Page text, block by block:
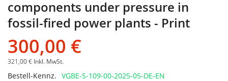
components under pressure in
fossil-fired power plants - Print
300,00 €
321,00 € Inkl. MwSt.
Bestell-Kennz. VGBE-S-109-00-2025-05-DE-EN